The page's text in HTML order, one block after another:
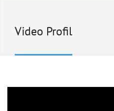
Video Profil